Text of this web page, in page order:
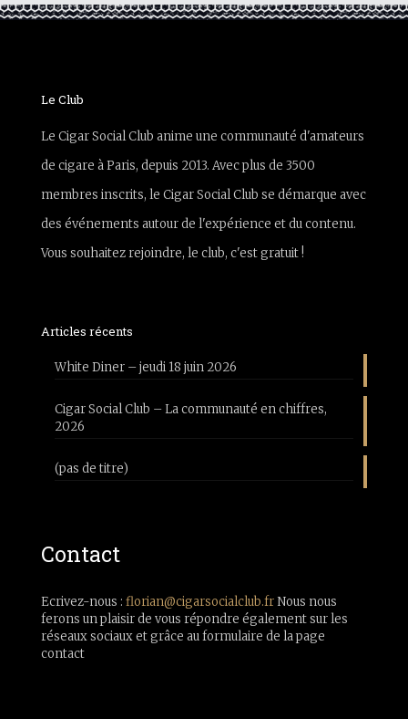
Le Club
Le Cigar Social Club anime une communauté d'amateurs
de cigare à Paris, depuis 2013. Avec plus de 3500
membres inscrits, le Cigar Social Club se démarque avec
des événements autour de l'expérience et du contenu.
Vous souhaitez rejoindre, le club, c'est gratuit !
Articles récents
White Diner – jeudi 18 juin 2026
Cigar Social Club – La communauté en chiffres,
2026
(pas de titre)
Contact
Ecrivez-nous : florian@cigarsocialclub.frNous nous
ferons un plaisir de vous répondre également sur les
réseaux sociaux et grâce au formulaire de la page
contact